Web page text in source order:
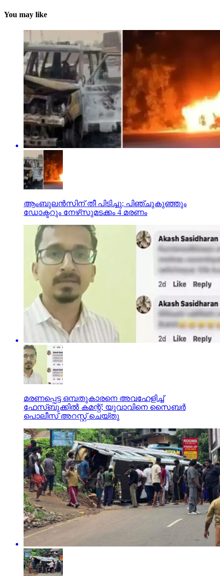
You may like
ആംബുലന്‍സിന് തീ പിടിച്ചു; പിഞ്ചുകുഞ്ഞും
ഡോക്ടറും നേഴ്‌സുമടക്കം 4 മരണം
മരണപ്പെട്ട ഒമ്പതുകാരനെ അവഹേളിച്ച്
ഫേസ്ബുക്കില്‍ കമന്റ്; യുവാവിനെ സൈബര്‍
പൊലീസ് അറസ്റ്റ് ചെയ്തു